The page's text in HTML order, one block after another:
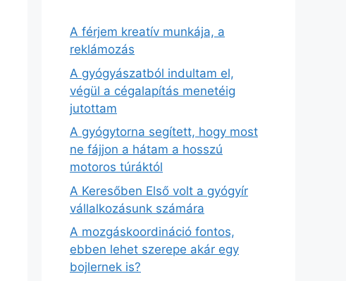
A férjem kreatív munkája, a
reklámozás
A gyógyászatból indultam el,
végül a cégalapítás menetéig
jutottam
A gyógytorna segített, hogy most
ne fájjon a hátam a hosszú
motoros túráktól
A Keresőben Első volt a gyógyír
vállalkozásunk számára
A mozgáskoordináció fontos,
ebben lehet szerepe akár egy
bojlernek is?